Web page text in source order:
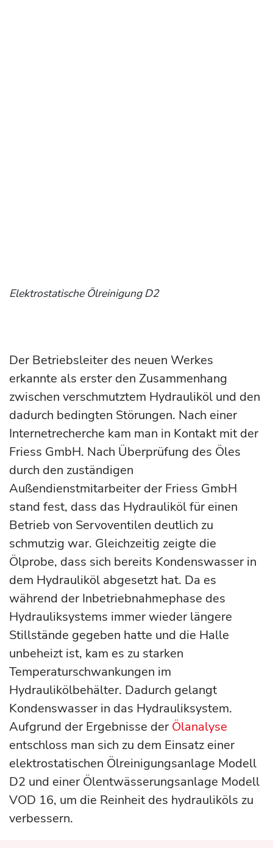
Elektrostatische Ölreinigung D2
Der Betriebsleiter des neuen Werkes
erkannte als erster den Zusammenhang
zwischen verschmutztem Hydrauliköl und den
dadurch bedingten Störungen. Nach einer
Internetrecherche kam man in Kontakt mit der
Friess GmbH. Nach Überprüfung des Öles
durch den zuständigen
Außendienstmitarbeiter der Friess GmbH
stand fest, dass das Hydrauliköl für einen
Betrieb von Servoventilen deutlich zu
schmutzig war. Gleichzeitig zeigte die
Ölprobe, dass sich bereits Kondenswasser in
dem Hydrauliköl abgesetzt hat. Da es
während der Inbetriebnahmephase des
Hydrauliksystems immer wieder längere
Stillstände gegeben hatte und die Halle
unbeheizt ist, kam es zu starken
Temperaturschwankungen im
Hydraulikölbehälter. Dadurch gelangt
Kondenswasser in das Hydrauliksystem.
Aufgrund der Ergebnisse der Ölanalyse
entschloss man sich zu dem Einsatz einer
elektrostatischen Ölreinigungsanlage Modell
D2 und einer Ölentwässerungsanlage Modell
VOD 16, um die Reinheit des hydrauliköls zu
verbessern.